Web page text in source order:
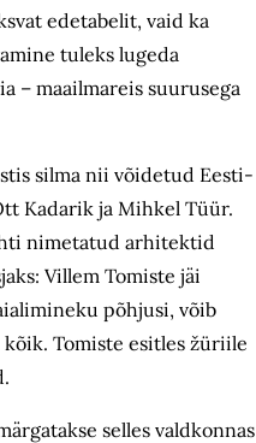
edetabelit, vaid ka
tuleks lugeda
– maailmareis suurusega
silma nii võidetud Eesti-
Kadarik ja Mihkel Tüür.
nimetatud arhitektid
Villem Tomiste jäi
põhjusi, võib
Tomiste esitles žüriile
selles valdkonnas